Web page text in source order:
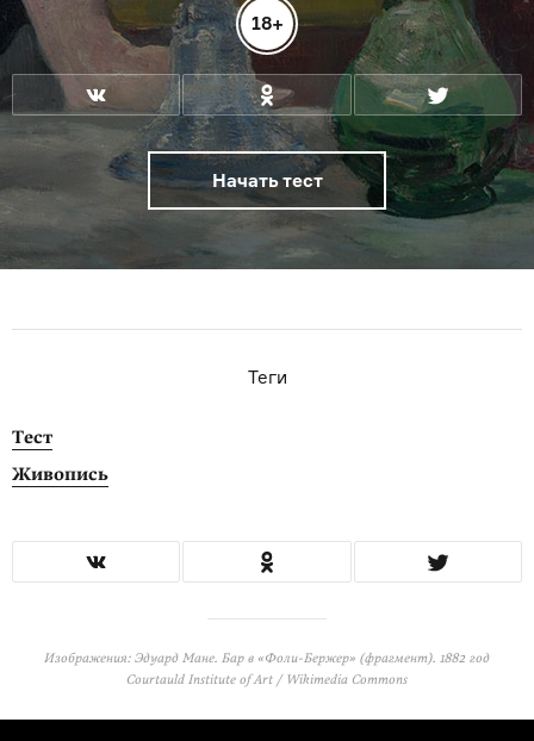
18+
Начать тест
Теги
Тест
Живопись
Изображения: Эдуард Мане. Бар в «Фоли-Бержер» (фрагмент). 1882 год
Courtauld Institute of Art / Wikimedia Commons